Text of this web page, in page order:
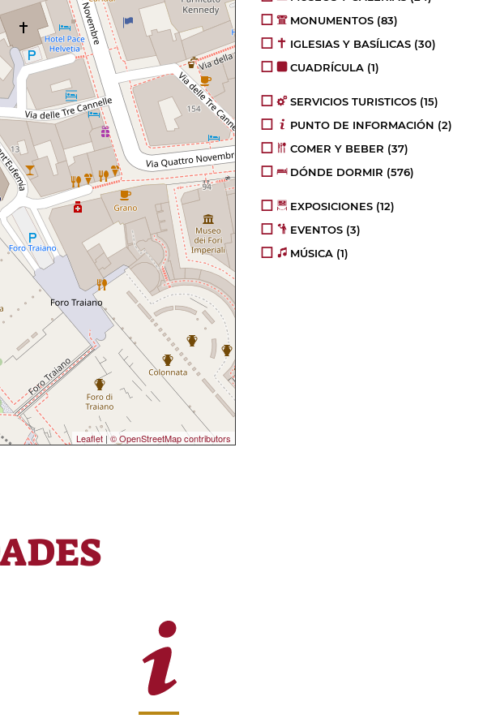
Leaflet | © OpenStreetMap contributors
MONUMENTOS (83)
IGLESIAS Y BASÍLICAS (30)
CUADRÍCULA (1)
SERVICIOS TURISTICOS (15)
PUNTO DE INFORMACIÓN (2)
COMER Y BEBER (37)
DÓNDE DORMIR (576)
EXPOSICIONES (12)
EVENTOS (3)
MÚSICA (1)